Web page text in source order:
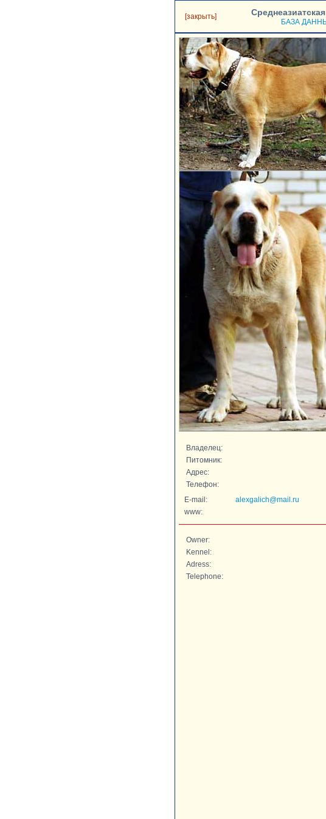
[закрыть]
БАЗА
Владелец:
Питомник:
Адрес:
Телефон:
E-mail:
alexgalich@mail.ru
www:
Owner:
Kennel:
Adress:
Telephone: